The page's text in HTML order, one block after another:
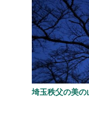
埼玉秩父の美